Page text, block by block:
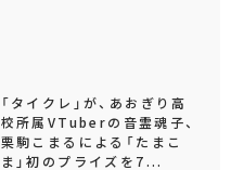
「タイクレ」が、あおぎり高
校所属VTuberの音霊魂子、
栗駒こまるによる「たまこ
ま」初のプライズを7...